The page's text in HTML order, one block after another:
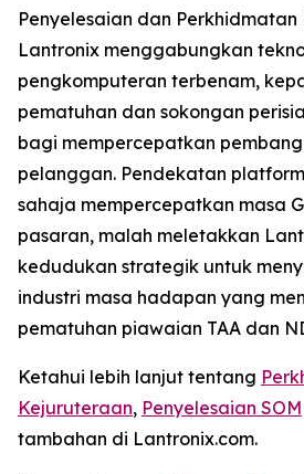
Penyelesaian dan
Lantronix menggabungkan
pengkomputeran terbenam,
pematuhan dan sokongan
bagi mempercepatkan
pelanggan. Pendekatan
sahaja mempercepatkan masa
pasaran, malah meletakkan
kedudukan strategik untuk
industri masa hadapan yang
pematuhan piawaian TAA dan
Ketahui lebih lanjut tentang
Kejuruteraan, Penyelesaian SOM
tambahan di Lantronix.com.